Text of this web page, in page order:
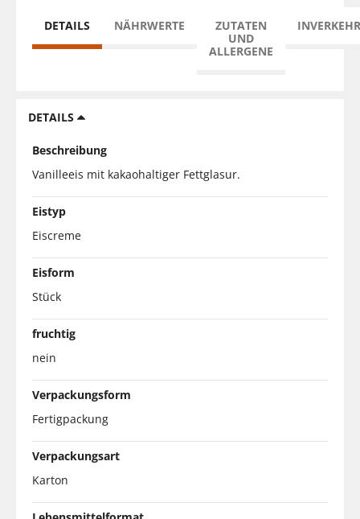
DETAILS NÄHRWERTE
ZUTATEN
UND
ALLERGENE
DETAILS
Beschreibung
Vanilleeis mit kakaohaltiger Fettglasur.
Eistyp
Eiscreme
Eisform
Stück
fruchtig
nein
Verpackungsform
Fertigpackung
Verpackungsart
Karton